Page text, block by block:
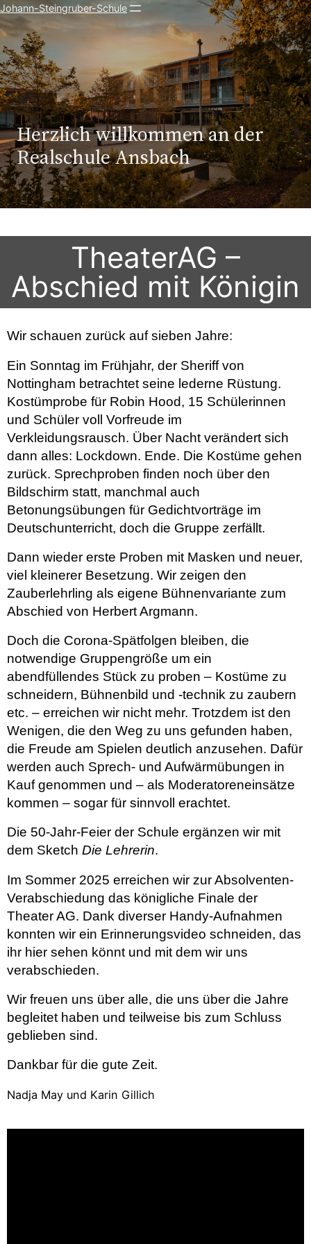
Johann-Steingruber-Schule
Herzlich willkommen an der
Realschule Ansbach
TheaterAG –
Abschied mit Königin
Wir schauen zurück auf sieben Jahre:
Ein Sonntag im Frühjahr, der Sheriff von
Nottingham betrachtet seine lederne Rüstung.
Kostümprobe für Robin Hood, 15 Schülerinnen
und Schüler voll Vorfreude im
Verkleidungsrausch. Über Nacht verändert sich
dann alles: Lockdown. Ende. Die Kostüme gehen
zurück. Sprechproben finden noch über den
Bildschirm statt, manchmal auch
Betonungsübungen für Gedichtvorträge im
Deutschunterricht, doch die Gruppe zerfällt.
Dann wieder erste Proben mit Masken und neuer,
viel kleinerer Besetzung. Wir zeigen den
Zauberlehrling als eigene Bühnenvariante zum
Abschied von Herbert Argmann.
Doch die Corona-Spätfolgen bleiben, die
notwendige Gruppengröße um ein
abendfüllendes Stück zu proben – Kostüme zu
schneidern, Bühnenbild und -technik zu zaubern
etc. – erreichen wir nicht mehr. Trotzdem ist den
Wenigen, die den Weg zu uns gefunden haben,
die Freude am Spielen deutlich anzusehen. Dafür
werden auch Sprech- und Aufwärmübungen in
Kauf genommen und – als Moderatoreneinsätze
kommen – sogar für sinnvoll erachtet.
Die 50-Jahr-Feier der Schule ergänzen wir mit
dem Sketch Die Lehrerin.
Im Sommer 2025 erreichen wir zur Absolventen-
Verabschiedung das königliche Finale der
Theater AG. Dank diverser Handy-Aufnahmen
konnten wir ein Erinnerungsvideo schneiden, das
ihr hier sehen könnt und mit dem wir uns
verabschieden.
Wir freuen uns über alle, die uns über die Jahre
begleitet haben und teilweise bis zum Schluss
geblieben sind.
Dankbar für die gute Zeit.
Nadja May und Karin Gillich